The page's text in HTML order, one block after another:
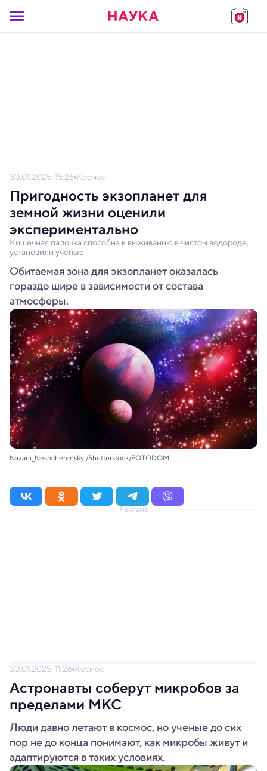
30.01.2025, 15:26 Космос
Пригодность экзопланет для
земной жизни оценили
экспериментально
Кишечная палочка способна к выживанию в чистом водороде,
установили ученые
Обитаемая зона для экзопланет оказалась
гораздо шире в зависимости от состава
атмосферы.
Nazarii_Neshcherenskyi/Shutterstock/FOTODOM
Реклама
30.01.2025, 11:26 Космос
Астронавты соберут микробов за
пределами МКС
Люди давно летают в космос, но ученые до сих
пор не до конца понимают, как микробы живут и
адаптируются в таких условиях.